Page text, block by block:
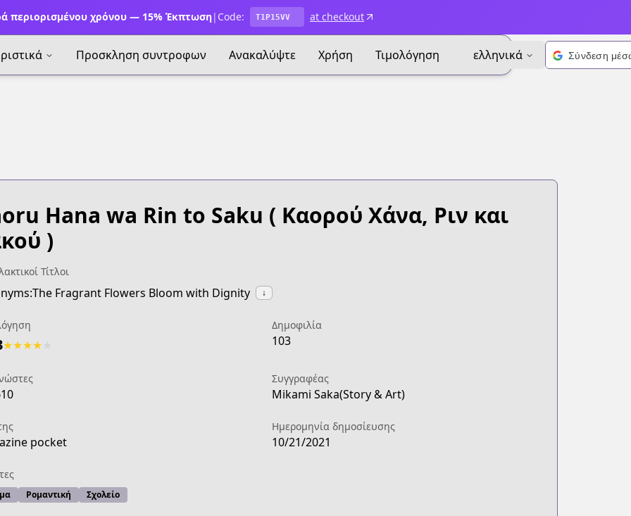
περιορισμένου χρόνου — 15% Έκπτωση| Code: T1P15VV at checkout
Προσκληση συντροφων Ανακαλύψτε Χρήση Τιμολόγηση ελληνικά
Hana wa Rin to Saku ( Καορού Χάνα, Ριν και
)
Τίτλοι
Fragrant Flowers Bloom with Dignity ↓
★★★★
Δημοφιλία
103
Συγγραφέας
Mikami Saka(Story & Art)
pocket
Ημερομηνία δημοσίευσης
10/21/2021
Ρομαντική Σχολείο